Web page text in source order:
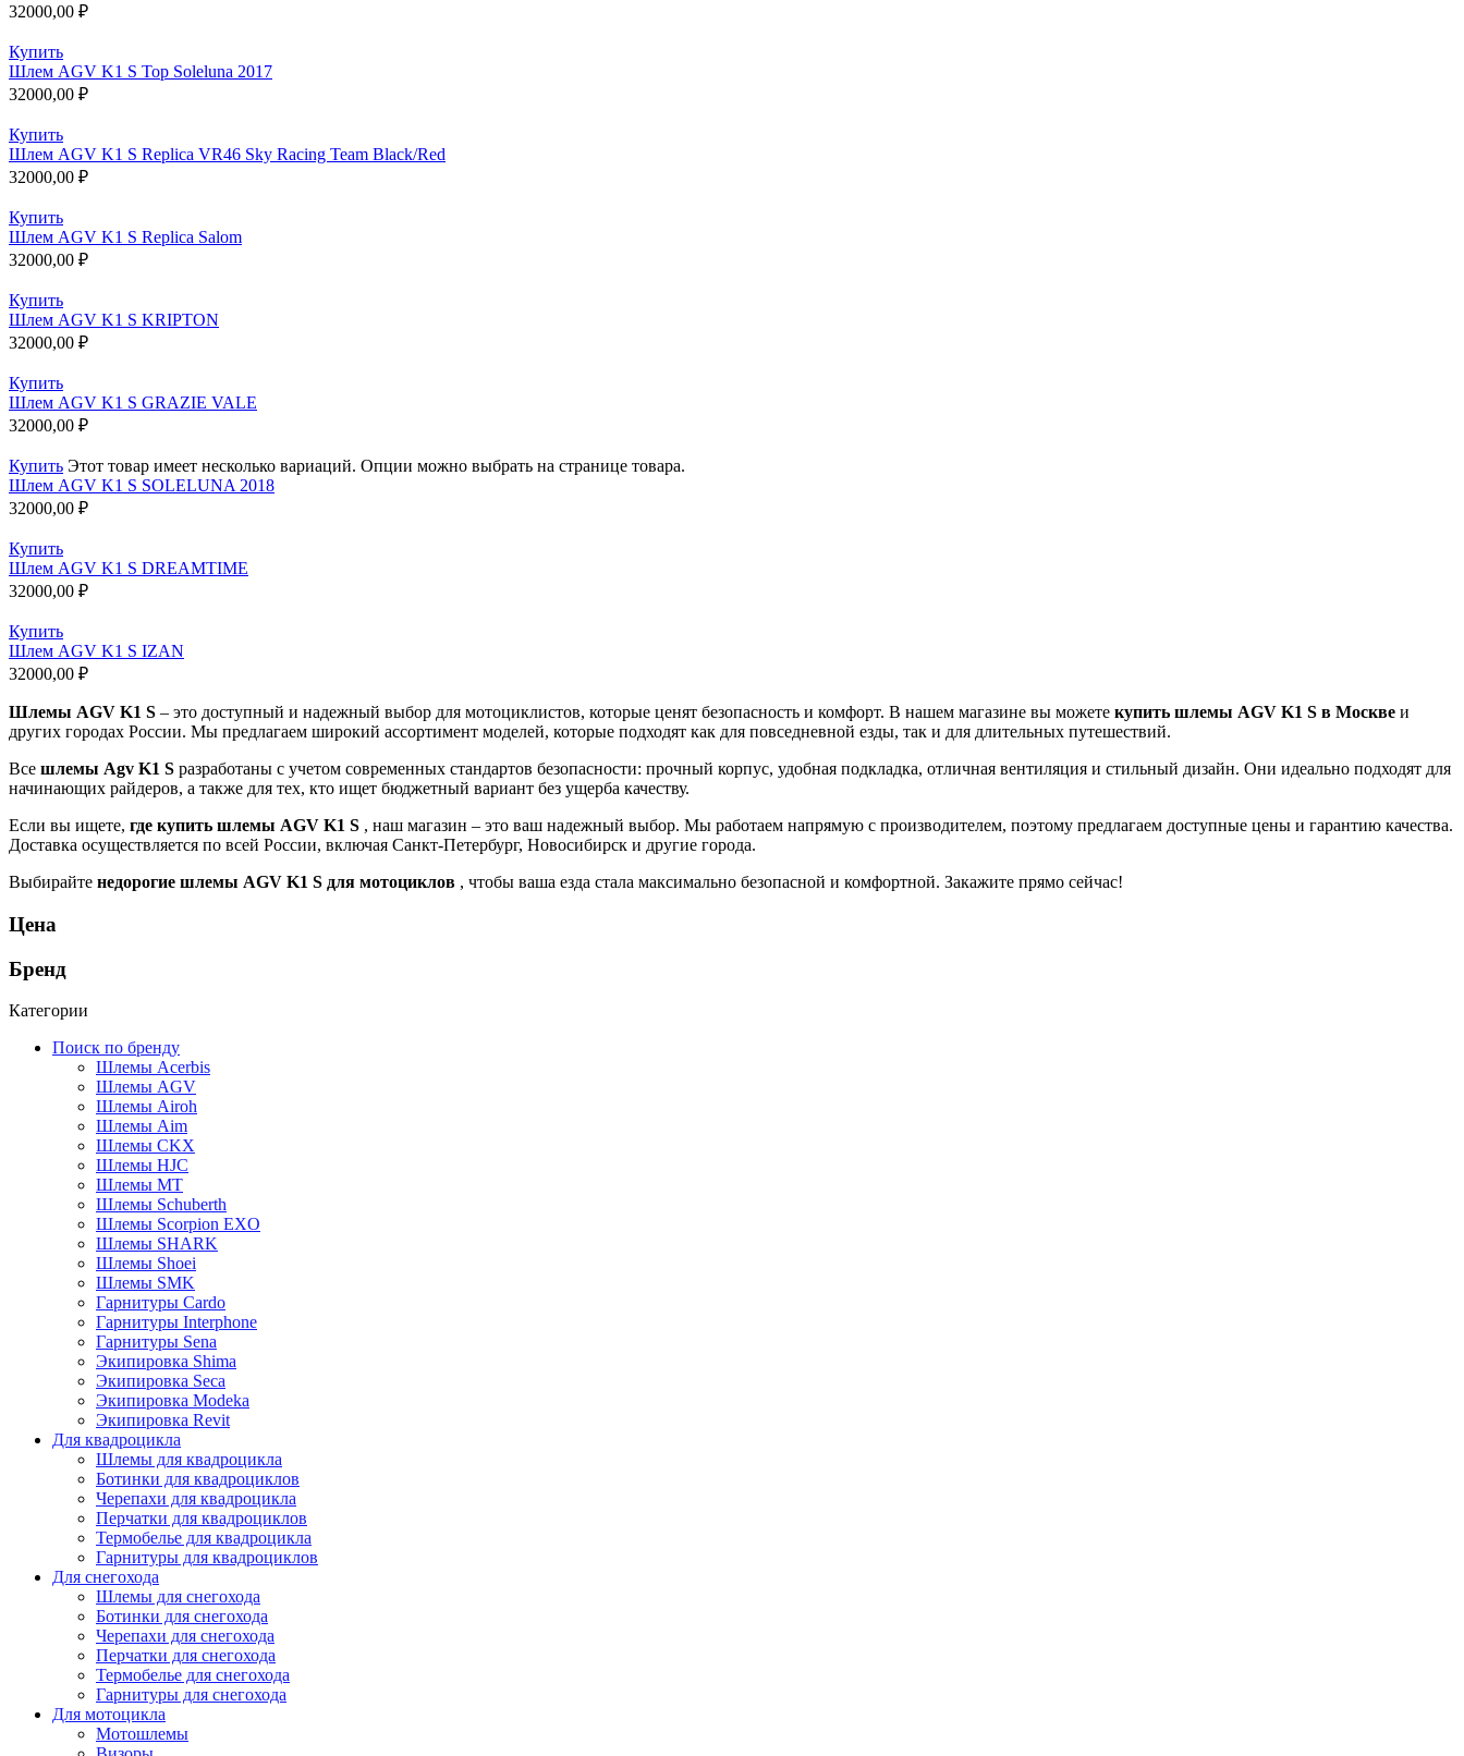
32000,00 ₽
Купить
Шлем AGV K1 S Top Soleluna 2017
32000,00 ₽
Купить
Шлем AGV K1 S Replica VR46 Sky Racing Team Black/Red
32000,00 ₽
Купить
Шлем AGV K1 S Replica Salom
32000,00 ₽
Купить
Шлем AGV K1 S KRIPTON
32000,00 ₽
Купить
Шлем AGV K1 S GRAZIE VALE
32000,00 ₽
Купить Этот товар имеет несколько вариаций. Опции можно выбрать на странице товара.
Шлем AGV K1 S SOLELUNA 2018
32000,00 ₽
Купить
Шлем AGV K1 S DREAMTIME
32000,00 ₽
Купить
Шлем AGV K1 S IZAN
32000,00 ₽
Шлемы АGV K1 S – это доступный и надежный выбор для мотоциклистов, которые ценят безопасность и комфорт. В нашем магазине вы можете купить шлемы АGV K1 S в Москве и
других городах России. Мы предлагаем широкий ассортимент моделей, которые подходят как для повседневной езды, так и для длительных путешествий.
Все шлемы Аgv K1 S разработаны с учетом современных стандартов безопасности: прочный корпус, удобная подкладка, отличная вентиляция и стильный дизайн. Они идеально подходят для
начинающих райдеров, а также для тех, кто ищет бюджетный вариант без ущерба качеству.
Если вы ищете, где купить шлемы АGV K1 S , наш магазин – это ваш надежный выбор. Мы работаем напрямую с производителем, поэтому предлагаем доступные цены и гарантию качества.
Доставка осуществляется по всей России, включая Санкт-Петербург, Новосибирск и другие города.
Выбирайте недорогие шлемы АGV K1 S для мотоциклов , чтобы ваша езда стала максимально безопасной и комфортной. Закажите прямо сейчас!
Цена
Бренд
Категории
Поиск по бренду
Шлемы Acerbis
Шлемы AGV
Шлемы Airoh
Шлемы Aim
Шлемы CKX
Шлемы HJC
Шлемы MT
Шлемы Schuberth
Шлемы Scorpion EXO
Шлемы SHARK
Шлемы Shoei
Шлемы SMK
Гарнитуры Cardo
Гарнитуры Interphone
Гарнитуры Sena
Экипировка Shima
Экипировка Seca
Экипировка Modeka
Экипировка Revit
Для квадроцикла
Шлемы для квадроцикла
Ботинки для квадроциклов
Черепахи для квадроцикла
Перчатки для квадроциклов
Термобелье для квадроцикла
Гарнитуры для квадроциклов
Для снегохода
Шлемы для снегохода
Ботинки для снегохода
Черепахи для снегохода
Перчатки для снегохода
Термобелье для снегохода
Гарнитуры для снегохода
Для мотоцикла
Мотошлемы